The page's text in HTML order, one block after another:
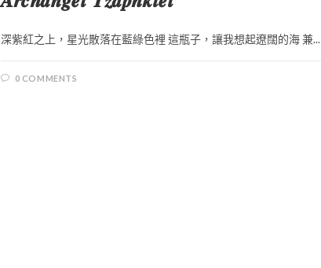
深紫紅之上，星光散落在藍綠色裡 這瓶子，讓我想起遼闊的海 兼...
0 COMMENTS